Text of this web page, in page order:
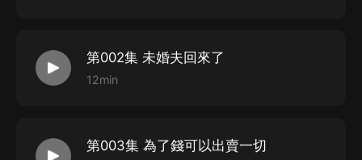
第002集 未婚夫回來了
12min
第003集 為了錢可以出賣一切